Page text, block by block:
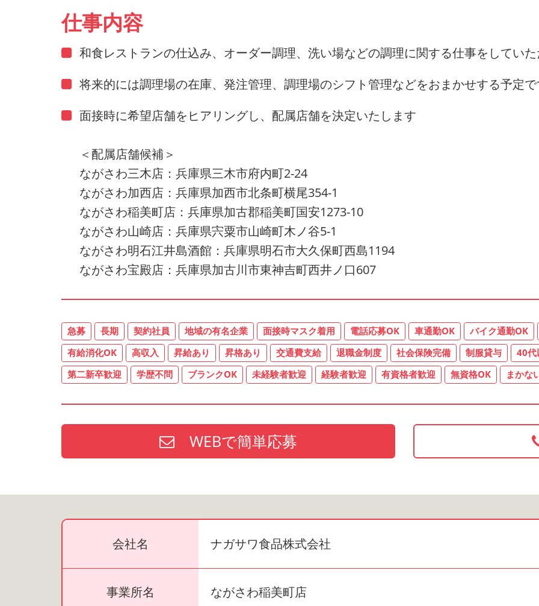
仕事内容
和食レストランの仕込み、オーダー調理、洗い場などの調理に関する仕事をしてい
将来的には調理場の在庫、発注管理、調理場のシフト管理などをおまかせする予定
面接時に希望店舗をヒアリングし、配属店舗を決定いたします
＜配属店舗候補＞
ながさわ三木店：兵庫県三木市府内町2-24
ながさわ加西店：兵庫県加西市北条町横尾354-1
ながさわ稲美町店：兵庫県加古郡稲美町国安1273-10
ながさわ山崎店：兵庫県宍粟市山崎町木ノ谷5-1
ながさわ明石江井島酒館：兵庫県明石市大久保町西島1194
ながさわ宝殿店：兵庫県加古川市東神吉町西井ノ口607
急募 長期 契約社員 地域の有名企業 面接時マスク着用 電話応募OK 車通勤OK
バイク通勤OK
有給消化OK
高収入 昇給あり 昇格あり 交通費支給 退職金制度 社会保険完備 制服貸与
40代
第二新卒歓迎
学歴不問 ブランクOK 未経験者歓迎 経験者歓迎 有資格者歓迎 無資格OK まかな
WEBで簡単応募
会社名 ナガサワ食品株式会社
事業所名 ながさわ稲美町店